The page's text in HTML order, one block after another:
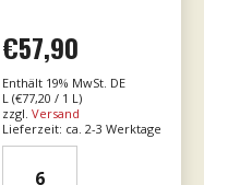
€57,90
Enthält 19% MwSt. DE
L (€77,20 / 1 L)
zzgl.Versand
Lieferzeit: ca. 2-3 Werktage